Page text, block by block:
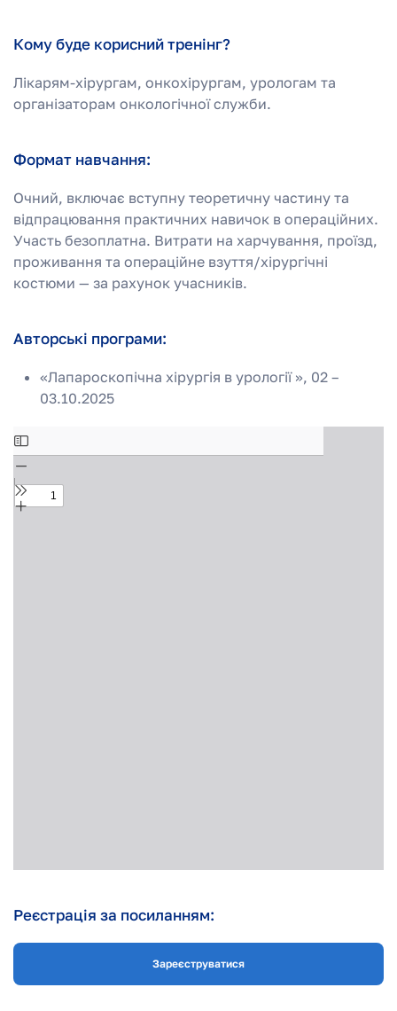
Кому буде корисний тренінг?
Лікарям-хірургам, онкохірургам, урологам та
організаторам онкологічної служби.
Формат навчання:
Очний, включає вступну теоретичну частину та
відпрацювання практичних навичок в операційних.
Участь безоплатна. Витрати на харчування, проїзд,
проживання та операційне взуття/хірургічні
костюми — за рахунок учасників.
Авторські програми:
«Лапароскопічна хірургія в урології », 02 –
03.10.2025
Skip
to
PDF
content
Реєстрація за посиланням:
Зареєструватися